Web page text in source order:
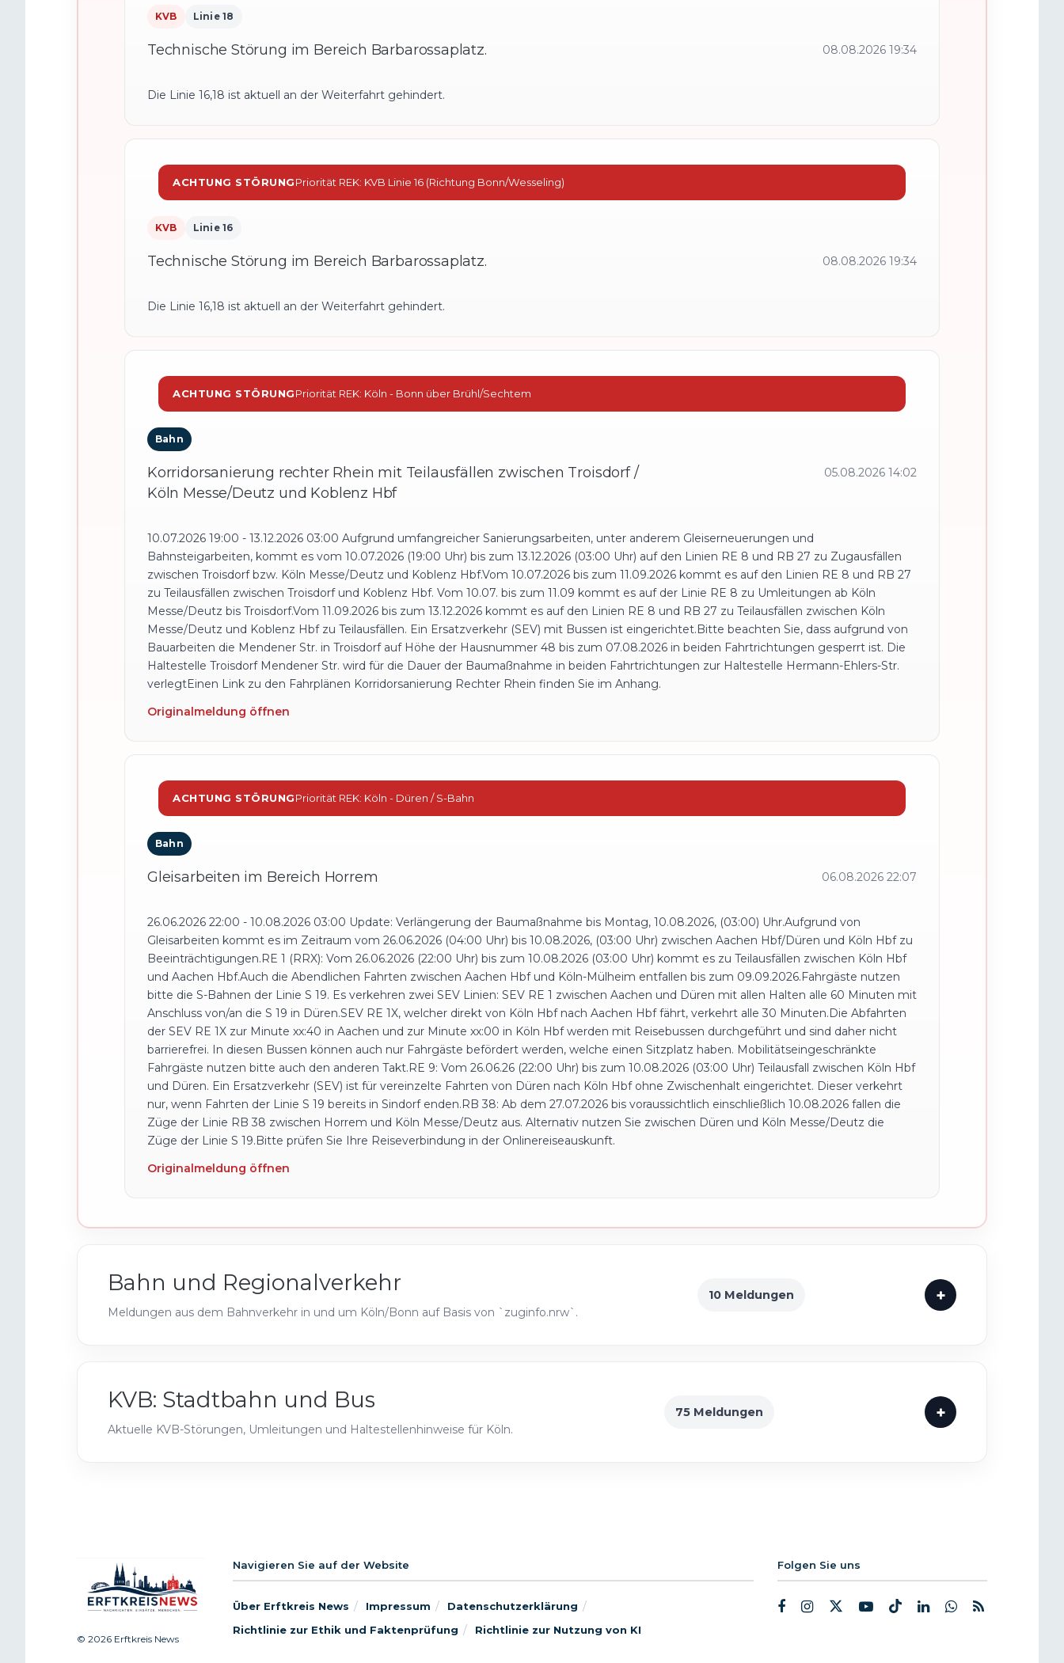
KVB Linie 18
Technische Störung im Bereich Barbarossaplatz. 08.08.2026 19:34
Die Linie 16,18 ist aktuell an der Weiterfahrt gehindert.
ACHTUNG STÖRUNGPriorität REK: KVB Linie 16 (Richtung Bonn/Wesseling)
KVB Linie 16
Technische Störung im Bereich Barbarossaplatz. 08.08.2026 19:34
Die Linie 16,18 ist aktuell an der Weiterfahrt gehindert.
ACHTUNG STÖRUNGPriorität REK: Köln - Bonn über Brühl/Sechtem
Bahn
Korridorsanierung rechter Rhein mit Teilausfällen zwischen Troisdorf /
Köln Messe/Deutz und Koblenz Hbf
05.08.2026 14:02
10.07.2026 19:00 - 13.12.2026 03:00 Aufgrund umfangreicher Sanierungsarbeiten, unter anderem Gleiserneuerungen und
Bahnsteigarbeiten, kommt es vom 10.07.2026 (19:00 Uhr) bis zum 13.12.2026 (03:00 Uhr) auf den Linien RE 8 und RB 27 zu Zugausfällen
zwischen Troisdorf bzw. Köln Messe/Deutz und Koblenz Hbf.Vom 10.07.2026 bis zum 11.09.2026 kommt es auf den Linien RE 8 und RB 27
zu Teilausfällen zwischen Troisdorf und Koblenz Hbf. Vom 10.07. bis zum 11.09 kommt es auf der Linie RE 8 zu Umleitungen ab Köln
Messe/Deutz bis Troisdorf.Vom 11.09.2026 bis zum 13.12.2026 kommt es auf den Linien RE 8 und RB 27 zu Teilausfällen zwischen Köln
Messe/Deutz und Koblenz Hbf zu Teilausfällen. Ein Ersatzverkehr (SEV) mit Bussen ist eingerichtet.Bitte beachten Sie, dass aufgrund von
Bauarbeiten die Mendener Str. in Troisdorf auf Höhe der Hausnummer 48 bis zum 07.08.2026 in beiden Fahrtrichtungen gesperrt ist. Die
Haltestelle Troisdorf Mendener Str. wird für die Dauer der Baumaßnahme in beiden Fahrtrichtungen zur Haltestelle Hermann-Ehlers-Str.
verlegtEinen Link zu den Fahrplänen Korridorsanierung Rechter Rhein finden Sie im Anhang.
Originalmeldung öffnen
ACHTUNG STÖRUNGPriorität REK: Köln - Düren / S-Bahn
Bahn
Gleisarbeiten im Bereich Horrem 06.08.2026 22:07
26.06.2026 22:00 - 10.08.2026 03:00 Update: Verlängerung der Baumaßnahme bis Montag, 10.08.2026, (03:00) Uhr.Aufgrund von
Gleisarbeiten kommt es im Zeitraum vom 26.06.2026 (04:00 Uhr) bis 10.08.2026, (03:00 Uhr) zwischen Aachen Hbf/Düren und Köln Hbf zu
Beeinträchtigungen.RE 1 (RRX): Vom 26.06.2026 (22:00 Uhr) bis zum 10.08.2026 (03:00 Uhr) kommt es zu Teilausfällen zwischen Köln Hbf
und Aachen Hbf.Auch die Abendlichen Fahrten zwischen Aachen Hbf und Köln-Mülheim entfallen bis zum 09.09.2026.Fahrgäste nutzen
bitte die S-Bahnen der Linie S 19. Es verkehren zwei SEV Linien: SEV RE 1 zwischen Aachen und Düren mit allen Halten alle 60 Minuten mit
Anschluss von/an die S 19 in Düren.SEV RE 1X, welcher direkt von Köln Hbf nach Aachen Hbf fährt, verkehrt alle 30 Minuten.Die Abfahrten
der SEV RE 1X zur Minute xx:40 in Aachen und zur Minute xx:00 in Köln Hbf werden mit Reisebussen durchgeführt und sind daher nicht
barrierefrei. In diesen Bussen können auch nur Fahrgäste befördert werden, welche einen Sitzplatz haben. Mobilitätseingeschränkte
Fahrgäste nutzen bitte auch den anderen Takt.RE 9: Vom 26.06.26 (22:00 Uhr) bis zum 10.08.2026 (03:00 Uhr) Teilausfall zwischen Köln Hbf
und Düren. Ein Ersatzverkehr (SEV) ist für vereinzelte Fahrten von Düren nach Köln Hbf ohne Zwischenhalt eingerichtet. Dieser verkehrt
nur, wenn Fahrten der Linie S 19 bereits in Sindorf enden.RB 38: Ab dem 27.07.2026 bis voraussichtlich einschließlich 10.08.2026 fallen die
Züge der Linie RB 38 zwischen Horrem und Köln Messe/Deutz aus. Alternativ nutzen Sie zwischen Düren und Köln Messe/Deutz die
Züge der Linie S 19.Bitte prüfen Sie Ihre Reiseverbindung in der Onlinereiseauskunft.
Originalmeldung öffnen
Bahn und Regionalverkehr
Meldungen aus dem Bahnverkehr in und um Köln/Bonn auf Basis von `zuginfo.nrw`.
10 Meldungen
KVB: Stadtbahn und Bus
Aktuelle KVB-Störungen, Umleitungen und Haltestellenhinweise für Köln.
75 Meldungen
© 2026 Erftkreis News
Navigieren Sie auf der Website
Über Erftkreis News Impressum
Datenschutzerklärung
Richtlinie zur Ethik und Faktenprüfung
Richtlinie zur Nutzung von KI
Folgen Sie uns